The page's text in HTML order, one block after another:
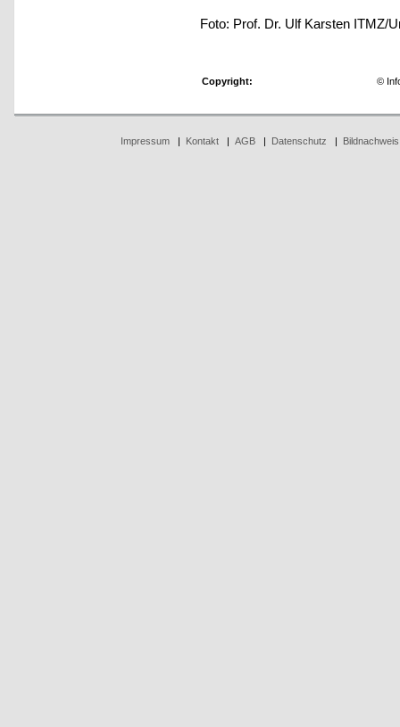
Foto: Prof. Dr. Ulf Karsten ITMZ/
Copyright: ©
Impressum| Kontakt| AGB| Datenschutz Bildnachweis